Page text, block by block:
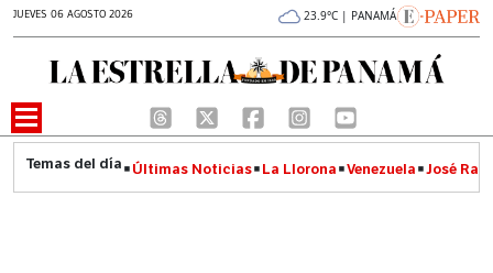
JUEVES 06 AGOSTO 2026 23.9°C | PANAMÁ
Últimas Noticias La Llorona Venezuela José